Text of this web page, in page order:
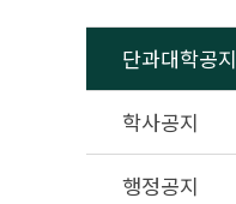
단과대학공지
학사공지
행정공지